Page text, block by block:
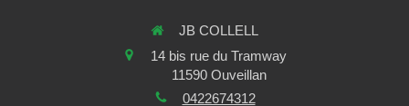
JB COLLELL
14 bis rue du Tramway
11590 Ouveillan
0422674312